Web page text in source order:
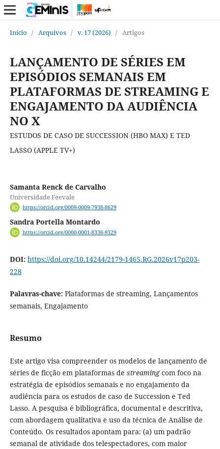
Início / Arquivos / v. 17 (2026) / Artigos
LANÇAMENTO DE SÉRIES EM
EPISÓDIOS SEMANAIS EM
PLATAFORMAS DE STREAMING E
ENGAJAMENTO DA AUDIÊNCIA
NO X
ESTUDOS DE CASO DE SUCCESSION (HBO MAX) E TED
LASSO (APPLE TV+)
Samanta Renck de Carvalho
Universidade Feevale
https://orcid.org/0009-0009-7938-8629
Sandra Portella Montardo
https://orcid.org/0000-0001-8336-9329
DOI: https://doi.org/10.14244/2179-1465.RG.2026v17p203-
228
Palavras-chave: Plataformas de streaming, Lançamentos
semanais, Engajamento
Resumo
Este artigo visa compreender os modelos de lançamento de
séries de ficção em plataformas de streamingcom foco na
estratégia de episódios semanais e no engajamento da
audiência para os estudos de caso de Succession e Ted
Lasso. A pesquisa é bibliográfica, documental e descritiva,
com abordagem qualitativa e uso da técnica de Análise de
Conteúdo. Os resultados apontam para: (a) um padrão
semanal de atividade dos telespectadores, com maior